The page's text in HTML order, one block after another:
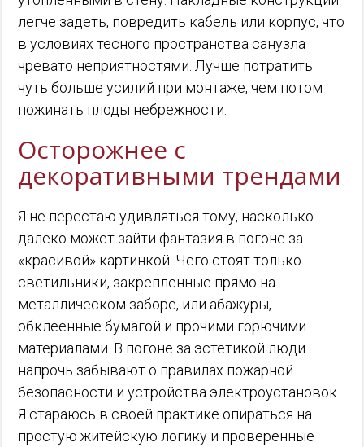
легче задеть, повредить кабель или корпус, что
в условиях тесного пространства санузла
чревато неприятностями. Лучше потратить
чуть больше усилий при монтаже, чем потом
пожинать плоды небрежности.
Осторожнее с
декоративными трендами
Я не перестаю удивляться тому, насколько
далеко может зайти фантазия в погоне за
«красивой» картинкой. Чего стоят только
светильники, закрепленные прямо на
металлическом заборе, или абажуры,
обклеенные бумагой и прочими горючими
материалами. В погоне за эстетикой люди
напрочь забывают о правилах пожарной
безопасности и устройства электроустановок.
Я стараюсь в своей практике опираться на
простую житейскую логику и проверенные